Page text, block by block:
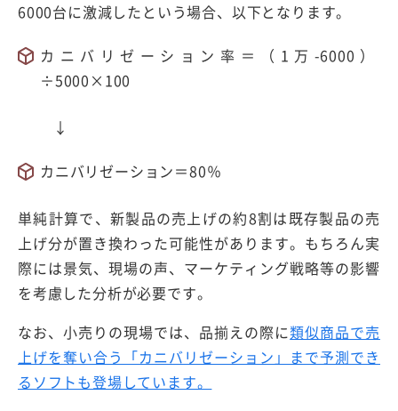
6000台に激減したという場合、以下となります。
カニバリゼーション率＝（1万-6000）
÷5000×100
↓
カニバリゼーション＝80％
単純計算で、新製品の売上げの約8割は既存製品の売
上げ分が置き換わった可能性があります。もちろん実
際には景気、現場の声、マーケティング戦略等の影響
を考慮した分析が必要です。
なお、小売りの現場では、品揃えの際に類似商品で売
上げを奪い合う「カニバリゼーション」まで予測でき
るソフトも登場しています。